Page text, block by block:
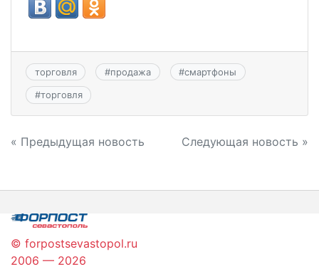
торговля #продажа #смартфоны
#торговля
Навигация
записям
« Предыдущая новость Следующая новость »
© forpostsevastopol.ru
2006 — 2026